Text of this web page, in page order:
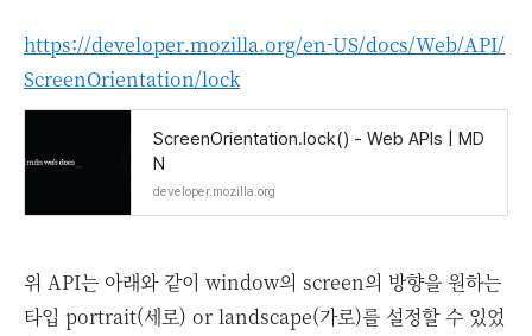
https://developer.mozilla.org/en-US/docs/Web/API/
ScreenOrientation/lock
ScreenOrientation.lock() - Web APIs | MD
N
developer.mozilla.org
위 API는 아래와 같이 window의 screen의 방향을 원하는
타입 portrait(세로) or landscape(가로)를 설정할 수 있었